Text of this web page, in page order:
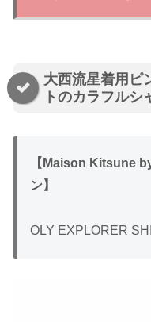
大西流星着用ピ
トのカラフルシ
【Maison Kitsune
ン】
OLY EXPLORER